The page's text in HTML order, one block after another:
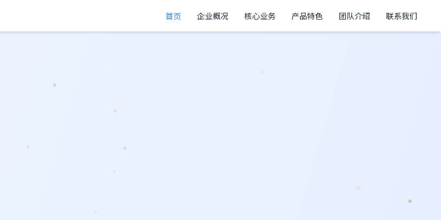
首页 企业概况 核心业务 产品特色 团队介绍 联系我们